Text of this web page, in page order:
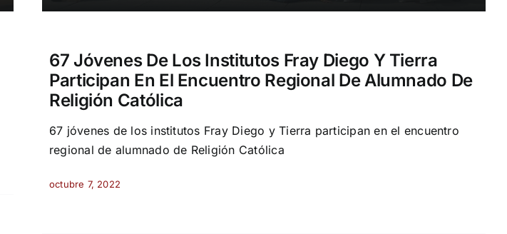
67 Jóvenes De Los Institutos Fray Diego Y Tierra
Participan En El Encuentro Regional De Alumnado De
Religión Católica
67 jóvenes de los institutos Fray Diego y Tierra participan en el encuentro
regional de alumnado de Religión Católica
octubre 7, 2022